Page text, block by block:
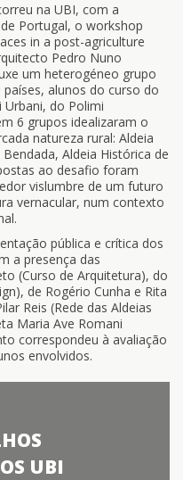
na UBI, com a
Portugal, o workshop
in a post-agriculture
Pedro Nuno
um heterogéneo grupo
alunos do curso do
do Polimi
6 grupos idealizaram o
natureza rural: Aldeia
Aldeia Histórica de
ao desafio foram
vislumbre de um futuro
vernacular, num contexto
pública e crítica dos
a presença das
(Curso de Arquitetura), do
de Rogério Cunha e Rita
Reis (Rede das Aldeias
Maria Ave Romani
correspondeu à avaliação
envolvidos.
UBI